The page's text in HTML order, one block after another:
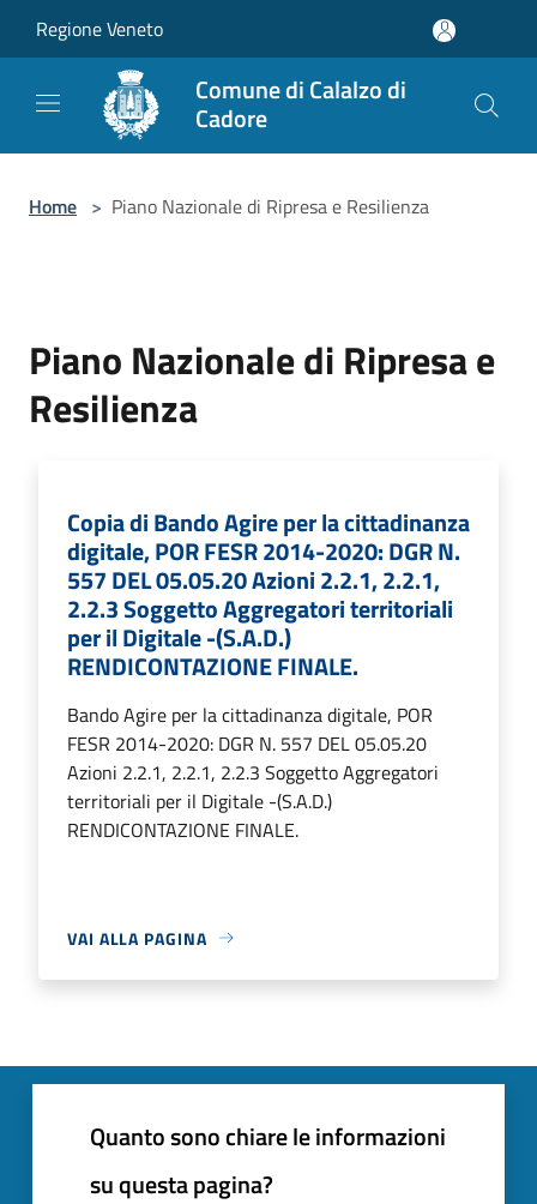
Regione Veneto
Comune di Calalzo di
Cadore
Home > Piano Nazionale di Ripresa e Resilienza
Piano Nazionale di Ripresa e
Resilienza
Copia di Bando Agire per la cittadinanza
digitale, POR FESR 2014-2020: DGR N.
557 DEL 05.05.20 Azioni 2.2.1, 2.2.1,
2.2.3 Soggetto Aggregatori territoriali
per il Digitale -(S.A.D.)
RENDICONTAZIONE FINALE.
Bando Agire per la cittadinanza digitale, POR
FESR 2014-2020: DGR N. 557 DEL 05.05.20
Azioni 2.2.1, 2.2.1, 2.2.3 Soggetto Aggregatori
territoriali per il Digitale -(S.A.D.)
RENDICONTAZIONE FINALE.
VAI ALLA PAGINA
Quanto sono chiare le informazioni
su questa pagina?